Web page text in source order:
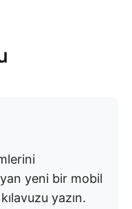
yeni bir mobil
yazın.